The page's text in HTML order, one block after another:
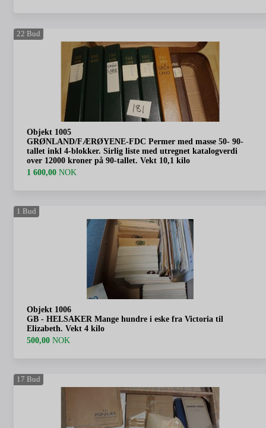
22 Bud
Objekt 1005
GRØNLAND/FÆRØYENE-FDC Permer med masse 50- 90-
tallet inkl 4-blokker. Sirlig liste med utregnet katalogverdi
over 12000 kroner på 90-tallet. Vekt 10,1 kilo
1 600,00 NOK
1 Bud
Objekt 1006
GB - HELSAKER Mange hundre i eske fra Victoria til
Elizabeth. Vekt 4 kilo
500,00 NOK
17 Bud